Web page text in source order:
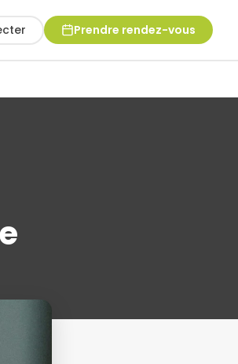
Prendre rendez-vous